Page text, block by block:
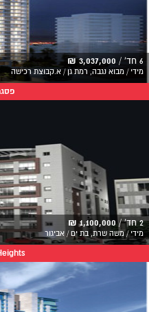
6 חד' / 3,037,000 ₪
מידי / מבוא נגבה, רמת גן / א.קבוצת רכישה
2 חד' / 1,100,000 ₪
מידי / משה שרת, בת ים / אביגור